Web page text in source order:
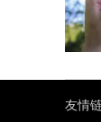
友情